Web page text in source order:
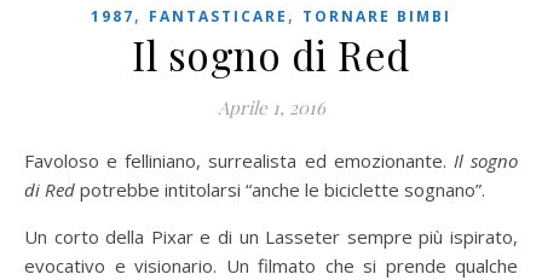
1987, FANTASTICARE , TORNARE BIMBI
Il sogno di Red
Aprile 1, 2016
Favoloso e felliniano, surrealista ed emozionante. Il sogno
di Red potrebbe intitolarsi “anche le biciclette sognano”.
Un corto della Pixar e di un Lasseter sempre più ispirato,
evocativo e visionario. Un filmato che si prende qualche